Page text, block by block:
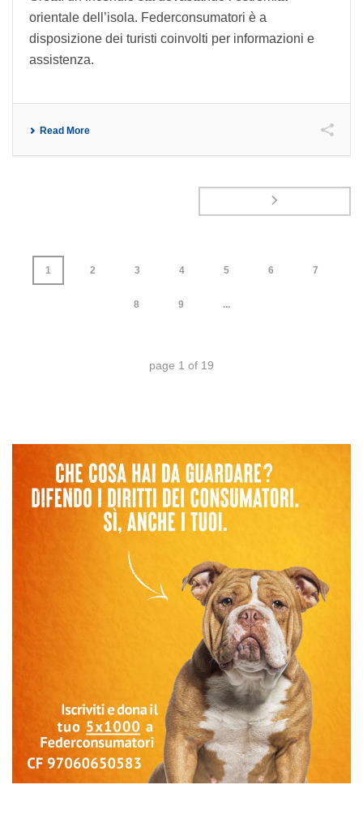
orientale dell’isola. Federconsumatori è a
disposizione dei turisti coinvolti per informazioni e
assistenza.
Read More
1 2 3 4 5 6 7
8 9 ...
page 1 of 19